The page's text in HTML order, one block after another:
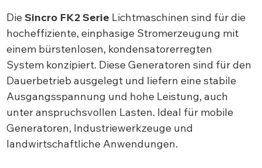
DieSincro FK2 Serie Lichtmaschinen sind für die
hocheffiziente, einphasige Stromerzeugung mit
einem bürstenlosen, kondensatorerregten
System konzipiert. Diese Generatoren sind für den
Dauerbetrieb ausgelegt und liefern eine stabile
Ausgangsspannung und hohe Leistung, auch
unter anspruchsvollen Lasten. Ideal für mobile
Generatoren, Industriewerkzeuge und
landwirtschaftliche Anwendungen.